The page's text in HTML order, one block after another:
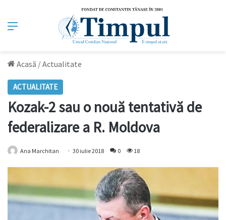
Meniu
Acasă /Actualitate
ACTUALITATE
Kozak-2 sau o nouă tentativă de
federalizare a R. Moldova
Ana Marchitan 30 iulie 2018 0 18